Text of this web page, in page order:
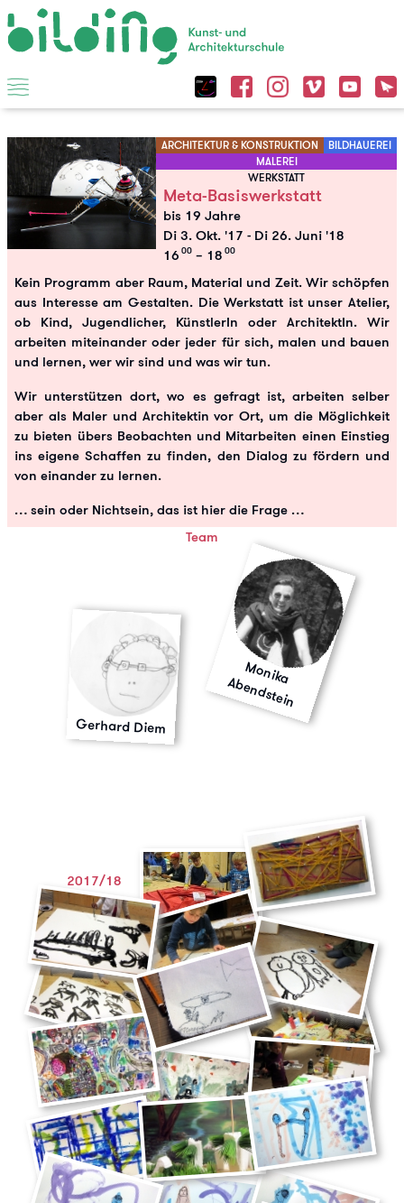
ARCHITEKTUR & KONSTRUKTION
BILDHAUEREI
MALEREI
WERKSTATT
Meta-Basiswerkstatt
bis 19 Jahre
Di 3. Okt. '17 - Di 26. Juni '18
16 00 – 18 00
Kein Programm aber Raum, Material und Zeit. Wir schöpfen
aus Interesse am Gestalten. Die Werkstatt ist unser Atelier,
ob Kind, Jugendlicher, KünstlerIn oder ArchitektIn. Wir
arbeiten miteinander oder jeder für sich, malen und bauen
und lernen, wer wir sind und was wir tun.
Wir unterstützen dort, wo es gefragt ist, arbeiten selber
aber als Maler und Architektin vor Ort, um die Möglichkeit
zu bieten übers Beobachten und Mitarbeiten einen Einstieg
ins eigene Schaffen zu finden, den Dialog zu fördern und
von einander zu lernen.
… sein oder Nichtsein, das ist hier die Frage …
Team
Gerhard Diem
M
o
n
ik
a
A
b
e
n
d
s
te
in
2017/18